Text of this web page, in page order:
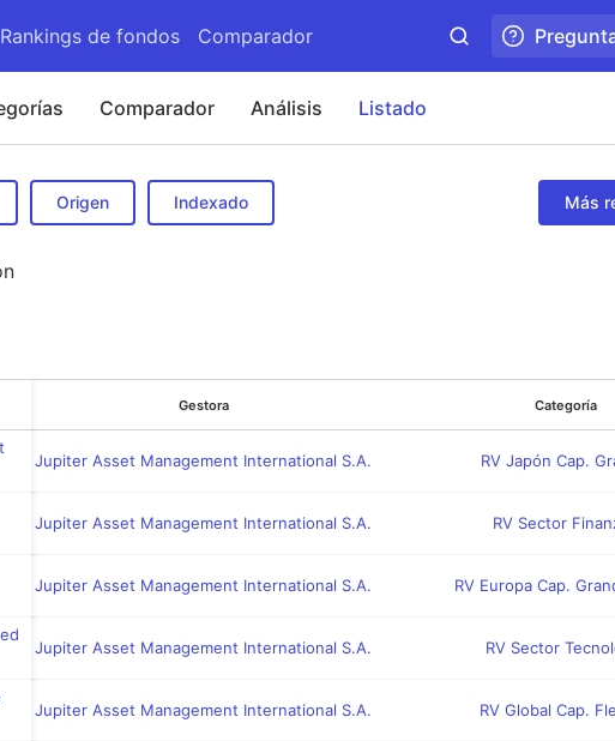
Rankings de fondos Comparador
Comparador Análisis Listado
Origen Indexado Más
Gestora Categoría
Jupiter Asset Management International S.A. RV Japón Cap.
Jupiter Asset Management International S.A. RV Sector
Jupiter Asset Management International S.A. RV Europa Cap.
Jupiter Asset Management International S.A. RV Sector
Jupiter Asset Management International S.A. RV Global Cap.